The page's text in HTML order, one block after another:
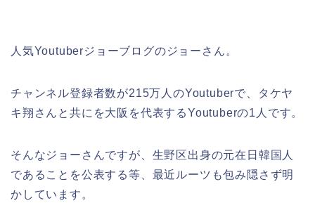
人気Youtuberジョーブログのジョーさん。
チャンネル登録者数が215万人のYoutuberで、タケヤ
キ翔さんと共にを大阪を代表するYoutuberの1人です。
そんなジョーさんですが、生野区出身の元在日韓国人
であることを公表する等、最近ルーツも包み隠さず明
かしています。